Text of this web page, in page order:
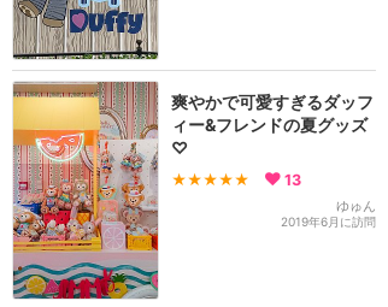
爽やかで可愛すぎるダッフ
ィー&フレンドの夏グッズ
♡
★★★★★ 13
ゆゅん
2019年6月に訪問